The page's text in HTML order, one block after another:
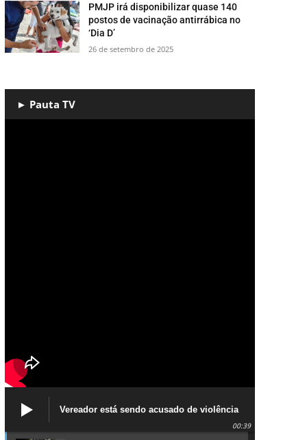
PMJP irá disponibilizar quase 140
postos de vacinação antirrábica no
‘Dia D’
26 de setembro de 2025
► Pauta TV
Vereador está sendo acusado de violência
política de gênero contra a prefeita Lucinha
00:39